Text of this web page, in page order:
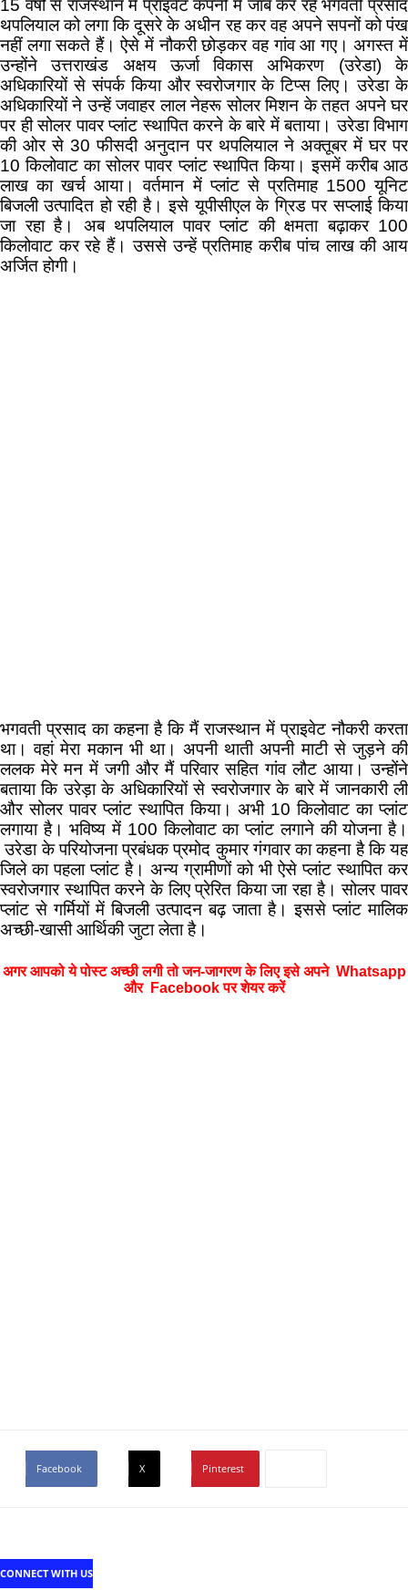
15 वर्षों से राजस्थान में प्राइवेट कंपनी में जॉब कर रहे भगवती प्रसाद
थपलियाल को लगा कि दूसरे के अधीन रह कर वह अपने सपनों को पंख
नहीं लगा सकते हैं। ऐसे में नौकरी छोड़कर वह गांव आ गए। अगस्त में
उन्होंने उत्तराखंड अक्षय ऊर्जा विकास अभिकरण (उरेडा) के
अधिकारियों से संपर्क किया और स्वरोजगार के टिप्स लिए। उरेडा के
अधिकारियों ने उन्हें जवाहर लाल नेहरू सोलर मिशन के तहत अपने घर
पर ही सोलर पावर प्लांट स्थापित करने के बारे में बताया। उरेडा विभाग
की ओर से 30 फीसदी अनुदान पर थपलियाल ने अक्तूबर में घर पर
10 किलोवाट का सोलर पावर प्लांट स्थापित किया। इसमें करीब आठ
लाख का खर्च आया। वर्तमान में प्लांट से प्रतिमाह 1500 यूनिट
बिजली उत्पादित हो रही है। इसे यूपीसीएल के ग्रिड पर सप्लाई किया
जा रहा है। अब थपलियाल पावर प्लांट की क्षमता बढ़ाकर 100
किलोवाट कर रहे हैं। उससे उन्हें प्रतिमाह करीब पांच लाख की आय
अर्जित होगी।
भगवती प्रसाद का कहना है कि मैं राजस्थान में प्राइवेट नौकरी करता
था। वहां मेरा मकान भी था। अपनी थाती अपनी माटी से जुड़ने की
ललक मेरे मन में जगी और मैं परिवार सहित गांव लौट आया। उन्होंने
बताया कि उरेड़ा के अधिकारियों से स्वरोजगार के बारे में जानकारी ली
और सोलर पावर प्लांट स्थापित किया। अभी 10 किलोवाट का प्लांट
लगाया है। भविष्य में 100 किलोवाट का प्लांट लगाने की योजना है।
उरेडा के परियोजना प्रबंधक प्रमोद कुमार गंगवार का कहना है कि यह
जिले का पहला प्लांट है। अन्य ग्रामीणों को भी ऐसे प्लांट स्थापित कर
स्वरोजगार स्थापित करने के लिए प्रेरित किया जा रहा है। सोलर पावर
प्लांट से गर्मियों में बिजली उत्पादन बढ़ जाता है। इससे प्लांट मालिक
अच्छी-खासी आर्थिकी जुटा लेता है।
अगर आपको ये पोस्ट अच्छी लगी तो जन-जागरण के लिए इसे अपने Whatsapp
और Facebook पर शेयर करें
Facebook X Pinterest
CONNECT WITH US